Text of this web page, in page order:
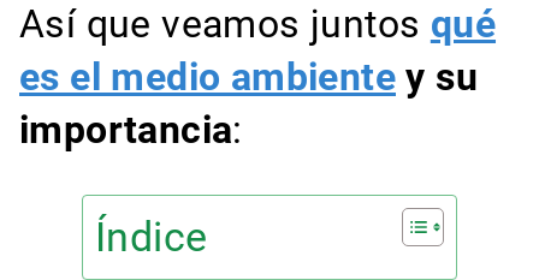
Así que veamos juntos qué
es el medio ambiente y su
importancia:
Índice